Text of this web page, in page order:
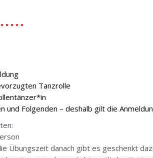
• • • •
Tanzrolle
Folgenden – deshalb gilt die
Übungszeit danach gibt es geschenkt